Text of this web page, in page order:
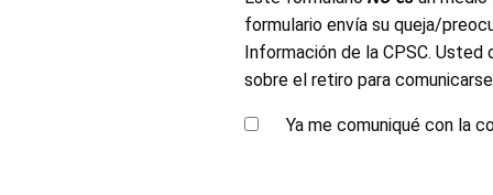
formulario envía su queja/
Información de la CPSC. Usted
sobre el retiro para
Ya me comuniqué con la
En la CPSC, queremos saber si tiene problemas o dificultades
cumpliendo o no con sus compromisos de retiros del mercado